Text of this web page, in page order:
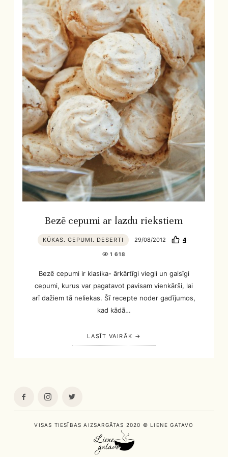
Bezē cepumi ar lazdu riekstiem
KŪKAS. CEPUMI. DESERTI 29/08/2012 4
1 618
Bezē cepumi ir klasika- ārkārtīgi viegli un gaisīgi
cepumi, kurus var pagatavot pavisam vienkārši, lai
arī dažiem tā neliekas. Šī recepte noder gadījumos,
kad kādā…
LASĪT VAIRĀK
VISAS TIESĪBAS AIZSARGĀTAS 2020 © LIENE GATAVO